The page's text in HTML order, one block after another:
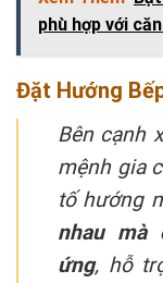
phù hợp với
Đặt Hướng
Bên cạnh
mệnh gia
tố hướng
nhau mà
ứng, hỗ